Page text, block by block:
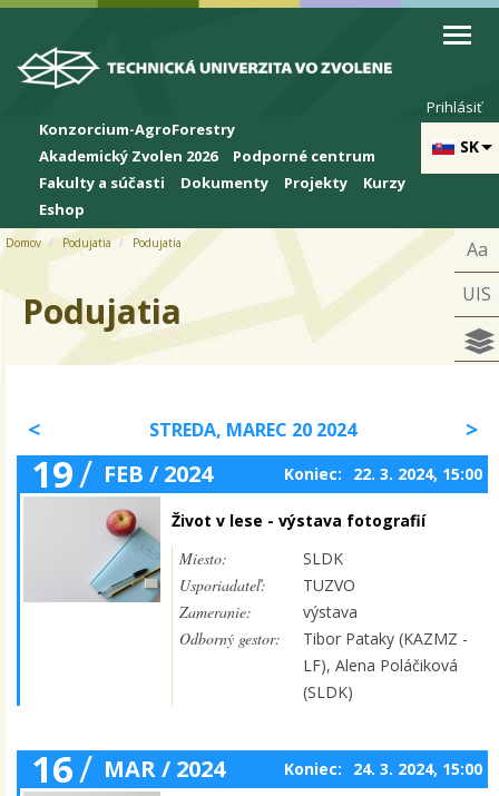
Skip to cookies
Skip to navigation
Skočiť na hlavný obsah
SK
Prihlásiť
Konzorcium-AgroForestry
Akademický Zvolen 2026
Podporné centrum
Fakulty a súčasti
Dokumenty Projekty
Kurzy
Eshop
Aa
UIS
Domov Podujatia Podujatia
Podujatia
STREDA, MAREC 20 2024
19/ FEB / 2024 Koniec: 22. 3. 2024, 15:00
Život v lese - výstava fotografií
Miesto:
SLDK
Usporiadateľ:
TUZVO
Zameranie:
výstava
Odborný gestor:
Tibor Pataky (KAZMZ -
LF), Alena Poláčiková
(SLDK)
16/ MAR / 2024 Koniec: 24. 3. 2024, 15:00